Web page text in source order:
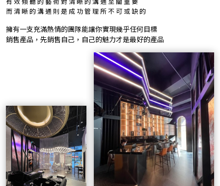
而清晰的溝通則是成功管理所不可或缺的
擁有一支充滿熱情的團隊能讓你實現幾乎任何目標
銷售產品，先銷售自己，自己的魅力才是最好的產品